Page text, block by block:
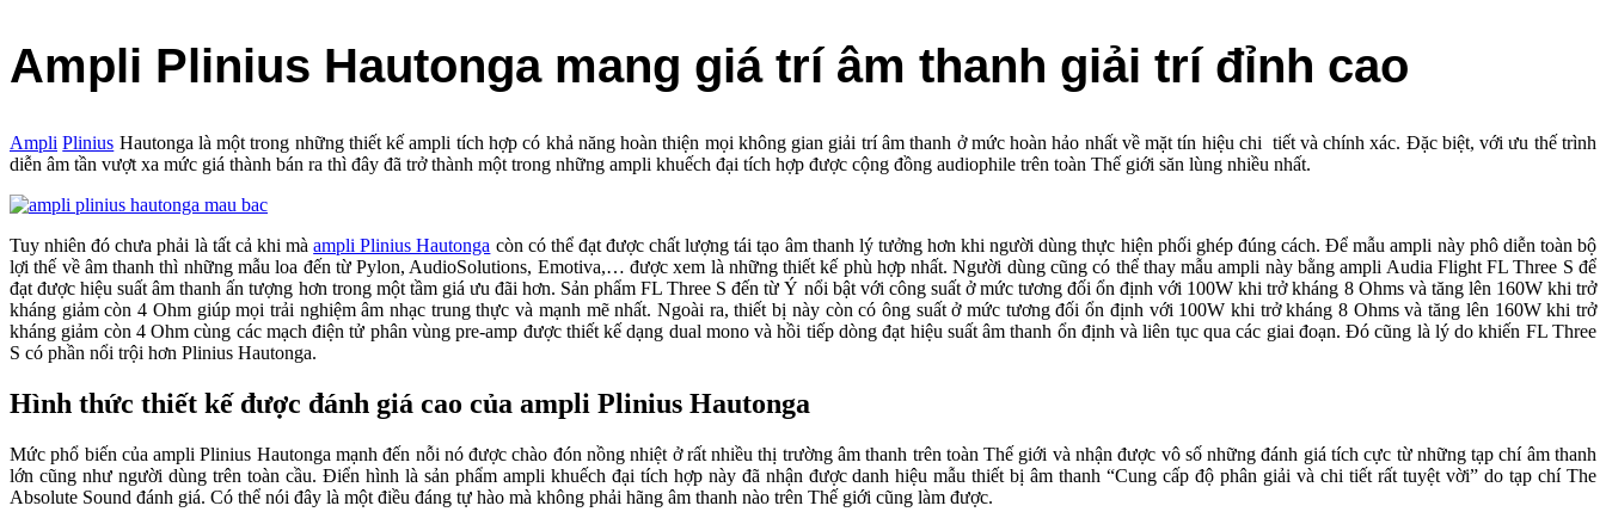
Ampli Plinius Hautonga mang giá trí âm thanh giải trí đỉnh cao
Ampli Plinius Hautonga là một trong những thiết kế ampli tích hợp có khả năng hoàn thiện mọi không gian giải trí âm thanh ở mức hoàn hảo nhất về mặt tín hiệu chi tiết và chính xác. Đặc biệt, với ưu thế trình
diễn âm tần vượt xa mức giá thành bán ra thì đây đã trở thành một trong những ampli khuếch đại tích hợp được cộng đồng audiophile trên toàn Thế giới săn lùng nhiều nhất.
Tuy nhiên đó chưa phải là tất cả khi màampli Plinius Hautonga còn có thể đạt được chất lượng tái tạo âm thanh lý tưởng hơn khi người dùng thực hiện phối ghép đúng cách. Để mẫu ampli này phô diễn toàn bộ
lợi thế về âm thanh thì những mẫu loa đến từ Pylon, AudioSolutions, Emotiva,… được xem là những thiết kế phù hợp nhất. Người dùng cũng có thể thay mẫu ampli này bằng ampli Audia Flight FL Three S để
đạt được hiệu suất âm thanh ấn tượng hơn trong một tầm giá ưu đãi hơn. Sản phẩm FL Three S đến từ Ý nổi bật với công suất ở mức tương đối ổn định với 100W khi trở kháng 8 Ohms và tăng lên 160W khi trở
kháng giảm còn 4 Ohm giúp mọi trải nghiệm âm nhạc trung thực và mạnh mẽ nhất. Ngoài ra, thiết bị này còn có ông suất ở mức tương đối ổn định với 100W khi trở kháng 8 Ohms và tăng lên 160W khi trở
kháng giảm còn 4 Ohm cùng các mạch điện tử phân vùng pre-amp được thiết kế dạng dual mono và hồi tiếp dòng đạt hiệu suất âm thanh ổn định và liên tục qua các giai đoạn. Đó cũng là lý do khiến FL Three
S có phần nổi trội hơn Plinius Hautonga.
Hình thức thiết kế được đánh giá cao của ampli Plinius Hautonga
Mức phổ biến của ampli Plinius Hautonga mạnh đến nỗi nó được chào đón nồng nhiệt ở rất nhiều thị trường âm thanh trên toàn Thế giới và nhận được vô số những đánh giá tích cực từ những tạp chí âm thanh
lớn cũng như người dùng trên toàn cầu. Điển hình là sản phẩm ampli khuếch đại tích hợp này đã nhận được danh hiệu mẫu thiết bị âm thanh “Cung cấp độ phân giải và chi tiết rất tuyệt vời” do tạp chí The
Absolute Sound đánh giá. Có thể nói đây là một điều đáng tự hào mà không phải hãng âm thanh nào trên Thế giới cũng làm được.